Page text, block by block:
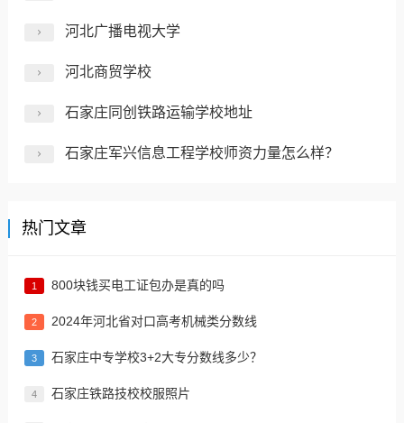
河北广播电视大学
河北商贸学校
石家庄同创铁路运输学校地址
石家庄军兴信息工程学校师资力量怎么样？
热门文章
1 800块钱买电工证包办是真的吗
2 2024年河北省对口高考机械类分数线
3 ​石家庄中专学校3+2大专分数线多少？
4 石家庄铁路技校校服照片